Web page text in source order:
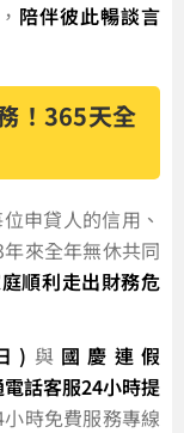
， 陪伴彼此暢談言
！365天全
申貸人的信用、
來全年無休共同
順利走出財務危
) 與 國慶連假
話客服24小時提
時免費服務專線